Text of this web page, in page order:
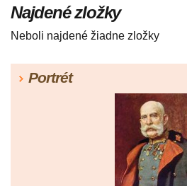
Najdené zložky
Neboli najdené žiadne zložky
Portrét